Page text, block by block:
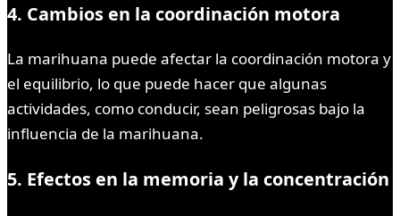
4. Cambios en la coordinación motora
La marihuana puede afectar la coordinación motora y
el equilibrio, lo que puede hacer que algunas
actividades, como conducir, sean peligrosas bajo la
influencia de la marihuana.
5. Efectos en la memoria y la concentración